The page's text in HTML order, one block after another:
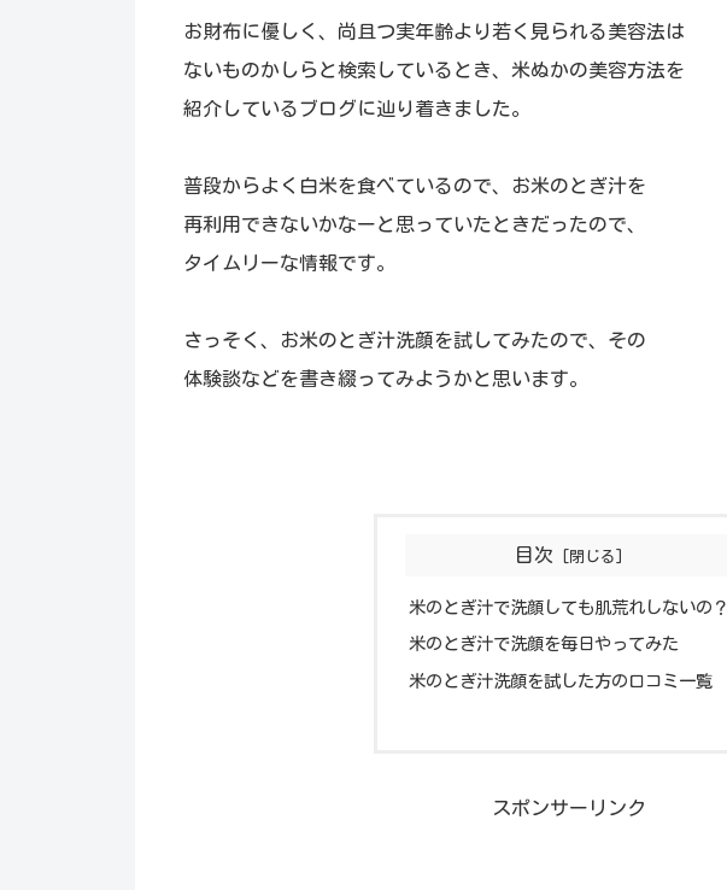
お財布に優しく、尚且つ実年齢より若く見られる美容法は
ないものかしらと検索しているとき、米ぬかの美容方法を
紹介しているブログに辿り着きました。
普段からよく白米を食べているので、お米のとぎ汁を
再利用できないかなーと思っていたときだったので、
タイムリーな情報です。
さっそく、お米のとぎ汁洗顔を試してみたので、その
体験談などを書き綴ってみようかと思います。
目次
米のとぎ汁で洗顔しても肌荒れしないの？
米のとぎ汁で洗顔を毎日やってみた
米のとぎ汁洗顔を試した方の口コミ一覧
スポンサーリンク